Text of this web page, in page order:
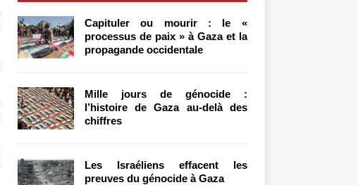
Capituler ou mourir : le «
processus de paix » à Gaza et la
propagande occidentale
Mille jours de génocide :
l’histoire de Gaza au-delà des
chiffres
Les Israéliens effacent les
preuves du génocide à Gaza